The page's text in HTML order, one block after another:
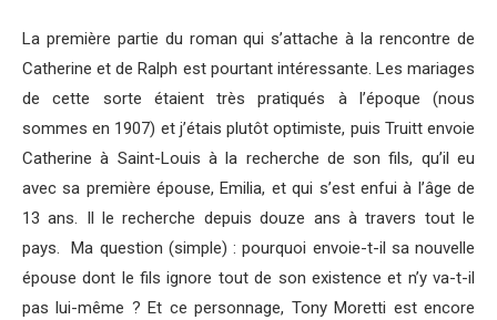
La première partie du roman qui s’attache à la rencontre de
Catherine et de Ralph est pourtant intéressante. Les mariages
de cette sorte étaient très pratiqués à l’époque (nous
sommes en 1907) et j’étais plutôt optimiste, puis Truitt envoie
Catherine à Saint-Louis à la recherche de son fils, qu’il eu
avec sa première épouse, Emilia, et qui s’est enfui à l’âge de
13 ans. Il le recherche depuis douze ans à travers tout le
pays. Ma question (simple) : pourquoi envoie-t-il sa nouvelle
épouse dont le fils ignore tout de son existence et n’y va-t-il
pas lui-même ? Et ce personnage, Tony Moretti est encore